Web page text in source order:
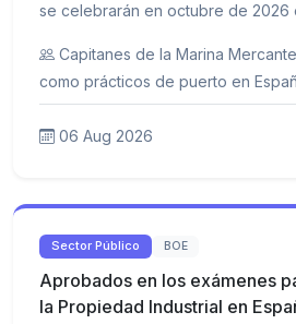
se celebrarán en octubre de 2026
Capitanes de la Marina
como prácticos de puerto en
06 Aug 2026
Sector Público BOE
Aprobados en los exámenes
la Propiedad Industrial en